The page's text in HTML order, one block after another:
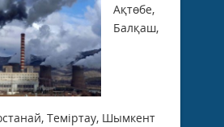
Ақтөбе,
Балқаш,
Теміртау, Шымкент